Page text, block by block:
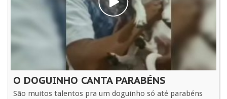
O DOGUINHO CANTA PARABÉNS
São muitos talentos pra um doguinho só até parabéns